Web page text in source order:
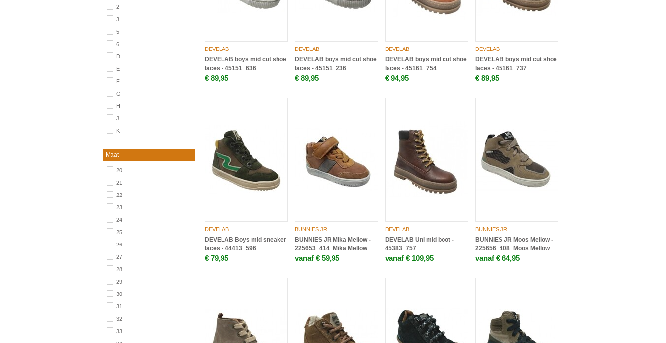
2
3
5
6
D
E
F
G
H
J
K
Maat
20
21
22
23
24
25
26
27
28
29
30
31
32
33
DEVELAB
DEVELAB boys mid cut shoe
laces - 45151_636
€ 89,95
DEVELAB
DEVELAB boys mid cut shoe
laces - 45151_236
€ 89,95
DEVELAB
DEVELAB boys mid cut shoe
laces - 45161_754
€ 94,95
DEVELAB
DEVELAB boys mid cut shoe
laces - 45161_737
€ 89,95
DEVELAB
DEVELAB Boys mid sneaker
laces - 44413_596
€ 79,95
BUNNIES JR
BUNNIES JR Mika Mellow -
225653_414_Mika Mellow
vanaf € 59,95
DEVELAB
DEVELAB Uni mid boot -
45383_757
vanaf € 109,95
BUNNIES JR
BUNNIES JR Moos Mellow -
225656_408_Moos Mellow
vanaf € 64,95